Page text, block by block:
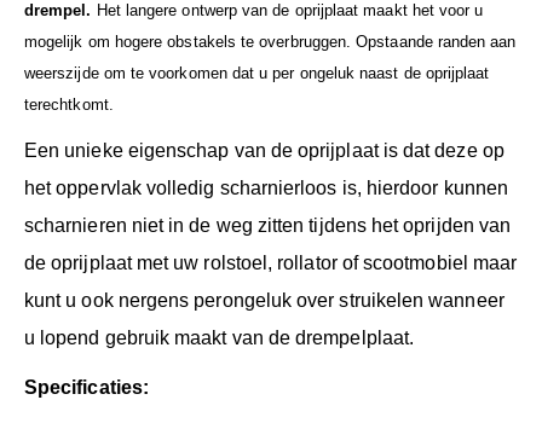
drempel. Het langere ontwerp van de oprijplaat maakt het voor u
mogelijk om hogere obstakels te overbruggen. Opstaande randen aan
weerszijde om te voorkomen dat u per ongeluk naast de oprijplaat
terechtkomt.
Een unieke eigenschap van de oprijplaat is dat deze op
hetoppervlak volledig scharnierloos is, hierdoor kunnen
scharnieren niet in de weg zitten tijdens het oprijden van
de oprijplaat met uw rolstoel, rollator of scootmobiel maar
kunt u ook nergens perongeluk over struikelen wanneer
u lopend gebruik maakt van de drempelplaat.
Specificaties: